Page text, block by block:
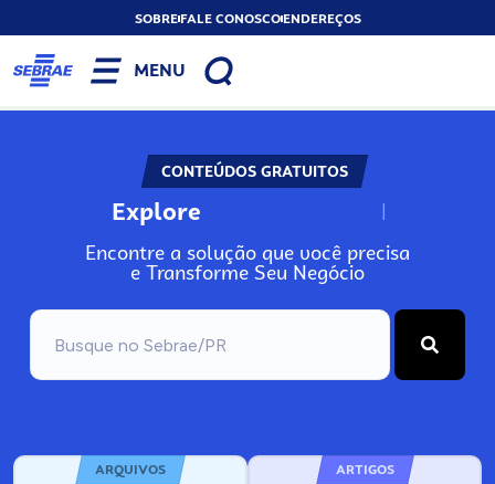
SOBREFALE CONOSCOENDEREÇOS
MENU
CONTEÚDOS GRATUITOS
Explore N
Encontre a solução que você precisa
e Transforme Seu Negócio
ARQUIVOS ARTIGOS